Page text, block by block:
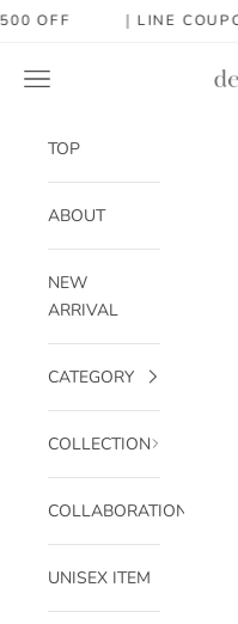
コンテンツへスキップ
OFF ｜LINE
メニュー
TOP
ABOUT
NEW
ARRIVAL
CATEGORY
COLLECTION
COLLABORATION
UNISEX ITEM